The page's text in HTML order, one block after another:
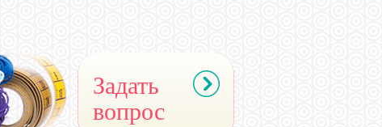
Задать
вопрос